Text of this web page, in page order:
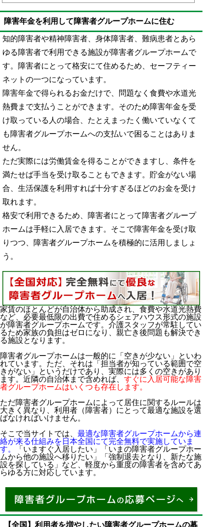
り、より多くのお金を受け取れるようになります。障害者の中でも、重度や中度の
人で障害者加算があります。このときの基準は障害者手帳や障害年金の等級となり
ます。また、障害の程度によって加算額は異なります。申請しないと障害者加算を
する必要があります。障害者はどうしても多くのお金が必要...
障害年金を利用して障害者グループホームに住む
知的障害者や精神障害者、身体障害者、難病患者とあら
ゆる障害者で利用できる施設が障害者グループホームで
す。障害者にとって格安にて住めるため、セーフティー
ネットの一つになっています。
障害年金で得られるお金だけで、問題なく食費や水道光
熱費まで支払うことができます。そのため障害年金を受
け取っている人の場合、たとえまったく働いていなくて
も障害者グループホームへの支払いで困ることはありま
せん。
ただ実際には労働賃金を得ることができますし、条件を
満たせば手当を受け取ることもできます。貯金がない場
合、生活保護を利用すれば十分すぎるほどのお金を受け
取れます。
格安で利用できるため、障害者にとって障害者グループ
ホームは手軽に入居できます。そこで障害年金を受け取
りつつ、障害者グループホームを積極的に活用しましょ
う。
家賃のほとんどが自治体から助成され、食費や水道光熱費
など、必要最低限の出費で住めるシェアハウス形式の施設
が障害者グループホームです。介護スタッフが常駐してい
るため家族の負担はゼロになり、親亡き後問題も解決でき
る施設となります。
障害者グループホームは一般的に「空きが少ない」といわ
れています。ただ、それは「担当者が知っている範囲で空
きがない」というだけであり、実際には多くの空きがあり
ます。近隣の自治体まで含めれば、 すぐに入居可能な障害
者グループホームはいくつも存在します。
ただ障害者グループホームによって居住に関するルールは
大きく異なり、利用者（障害者）にとって最適な施設を選
ばなければいけません。
そこで当サイトでは、 最適な障害者グループホームから連
絡が来る仕組みを日本全国にて完全無料で実施していま
す。
「いますぐ入居したい」「いまの障害者グループホー
ムから他の施設へ移りたい」「強制退去となり、新たな施
設を探している」など、軽度から重度の障害者を含めてあ
らゆる方に対応しています。
【全国】利用者を増やしたい障害者グループホームの募
働けない身体障害者・知的障害者・精神障害者でも
利用可能
利用者のほとんどは障害年金の受給者